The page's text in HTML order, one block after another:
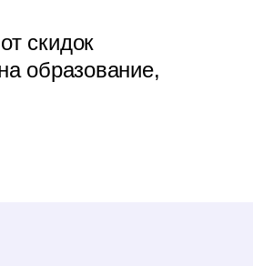
скидок
образование,